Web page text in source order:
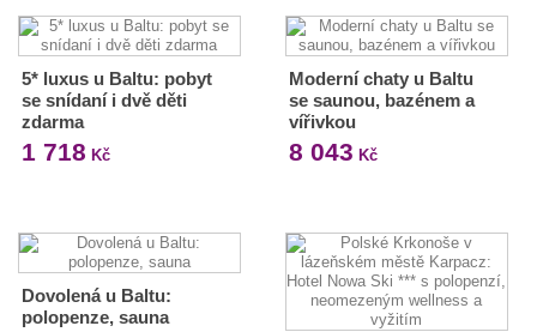
5* luxus u Baltu: pobyt
se snídaní i dvě děti
zdarma
1 718 Kč
Moderní chaty u Baltu
se saunou, bazénem a
vířivkou
8 043 Kč
Dovolená u Baltu:
polopenze, sauna